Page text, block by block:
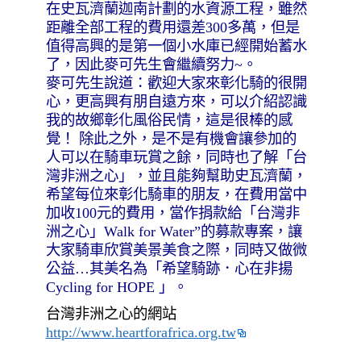
在史瓦濟蘭迦南計劃的水資源工程，雖然
距離全部工程的費用還差300多萬，但是
值得高興的是第一個小水庫已經開始蓄水
了，因此麥可先生會繼續努力~。
麥可先生說道：歡迎大家來彰化騎的很開
心，更高興有朋自遠方來，可以介紹認識
我的故鄉彰化風俗民情，這是很棒的感
覺！ 除此之外，是不是有機會讓參加的
人可以在騎車玩賞之餘，同時也了解「台
灣非洲之心」，並且能夠幫助史瓦濟蘭，
希望每位來彰化騎車的朋友，在費用當中
加收100元的費用，當作捐款給「台灣非
洲之心」Walk for Water”的募款專案，讓
大家騎車欣賞美景美食之際，同時又做微
公益…其美名為「希望騎跡．心在非揚
Cycling for HOPE 」。
台灣非洲之心的網站
http://www.heartforafrica.org.tw